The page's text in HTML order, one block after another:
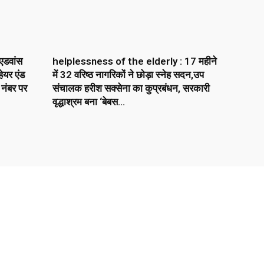
एंड
पर
helplessness of the elderly : 17 महीने
में 32 वरिष्ठ नागरिकों ने छोड़ा स्नेह सदन,उप
संचालक हरीश सक्सेना का कुप्रबंधन, सरकारी
वृद्धाश्रम बना ‘बेबस...